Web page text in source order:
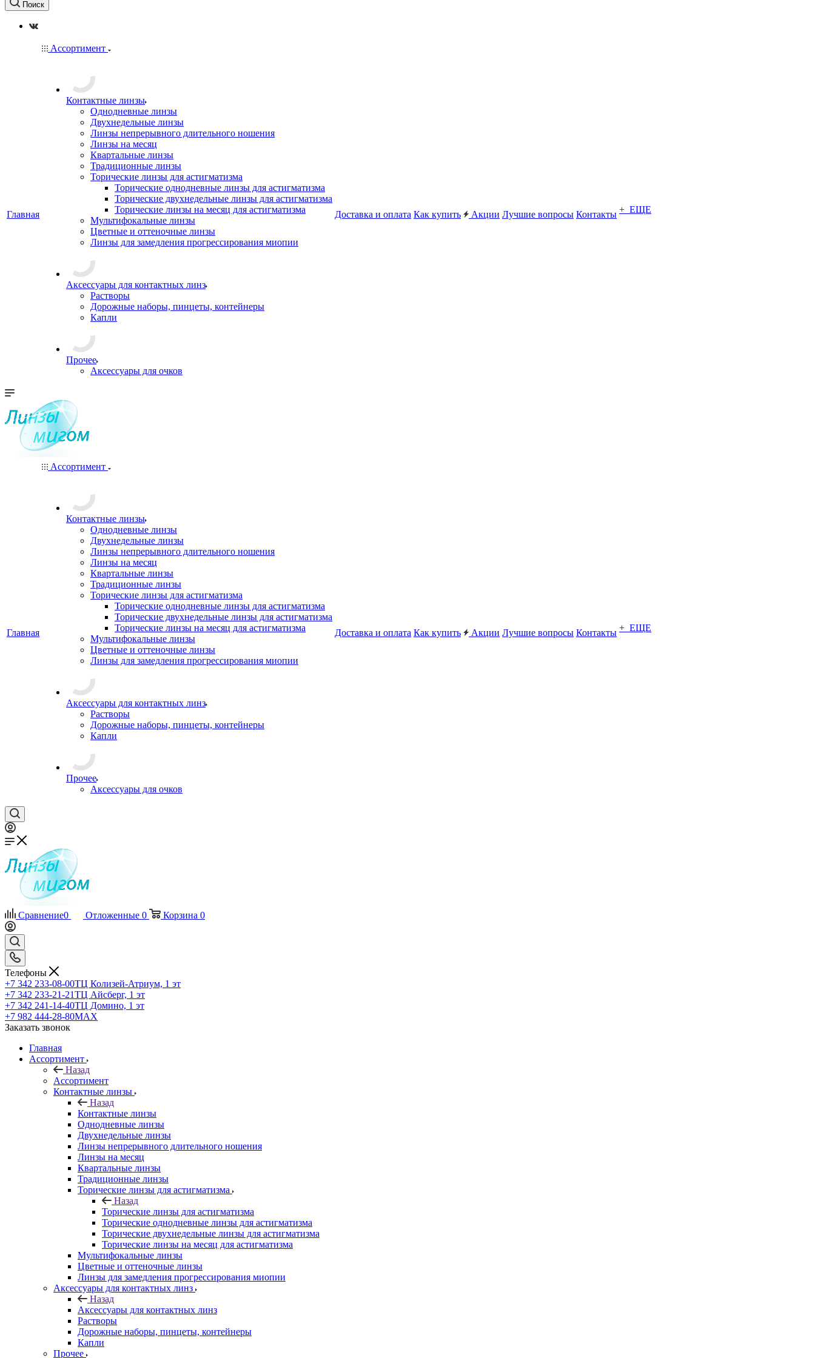
Поиск
Главная
Ассортимент
Контактные линзы
Однодневные линзы
Двухнедельные линзы
Линзы непрерывного длительного ношения
Линзы на месяц
Квартальные линзы
Традиционные линзы
Торические линзы для астигматизма
Торические однодневные линзы для астигматизма
Торические двухнедельные линзы для астигматизма
Торические линзы на месяц для астигматизма
Мультифокальные линзы
Цветные и оттеночные линзы
Линзы для замедления прогрессирования миопии
Аксессуары для контактных линз
Растворы
Дорожные наборы, пинцеты, контейнеры
Капли
Прочее
Аксессуары для очков
Доставка и оплата Как купить Акции Лучшие вопросы Контакты + ЕЩЕ
Главная
Ассортимент
Контактные линзы
Однодневные линзы
Двухнедельные линзы
Линзы непрерывного длительного ношения
Линзы на месяц
Квартальные линзы
Традиционные линзы
Торические линзы для астигматизма
Торические однодневные линзы для астигматизма
Торические двухнедельные линзы для астигматизма
Торические линзы на месяц для астигматизма
Мультифокальные линзы
Цветные и оттеночные линзы
Линзы для замедления прогрессирования миопии
Аксессуары для контактных линз
Растворы
Дорожные наборы, пинцеты, контейнеры
Капли
Прочее
Аксессуары для очков
Доставка и оплата Как купить Акции Лучшие вопросы Контакты + ЕЩЕ
Сравнение0 Отложенные 0 Корзина 0
Телефоны
+7 342 233-08-00ТЦ Колизей-Атриум, 1 эт
+7 342 233-21-21ТЦ Айсберг, 1 эт
+7 342 241-14-40ТЦ Домино, 1 эт
+7 982 444-28-80MAX
Заказать звонок
Главная
Ассортимент
Назад
Ассортимент
Контактные линзы
Назад
Контактные линзы
Однодневные линзы
Двухнедельные линзы
Линзы непрерывного длительного ношения
Линзы на месяц
Квартальные линзы
Традиционные линзы
Торические линзы для астигматизма
Назад
Торические линзы для астигматизма
Торические однодневные линзы для астигматизма
Торические двухнедельные линзы для астигматизма
Торические линзы на месяц для астигматизма
Мультифокальные линзы
Цветные и оттеночные линзы
Линзы для замедления прогрессирования миопии
Аксессуары для контактных линз
Назад
Аксессуары для контактных линз
Растворы
Дорожные наборы, пинцеты, контейнеры
Капли
Прочее